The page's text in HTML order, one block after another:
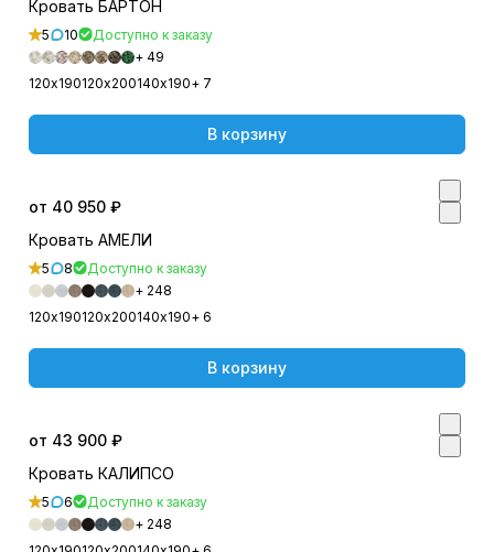
Кровать БАРТОН
5 10
Доступно к заказу
+ 49
120х190120х200140х190+ 7
В корзину
от 40 950 ₽
Кровать АМЕЛИ
5 8
Доступно к заказу
+ 248
120х190120х200140х190+ 6
В корзину
от 43 900 ₽
Кровать КАЛИПСО
5 6
Доступно к заказу
+ 248